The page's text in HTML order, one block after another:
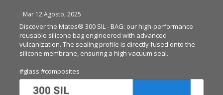
· Mar 12 Agosto, 2025
Discover the Mates® 300 SIL - BAG: our high-performance
reusable silicone bag engineered with advanced
vulcanization. The sealing profile is directly fused onto the
silicone membrane, ensuring a high vacuum seal.
#glass #composites